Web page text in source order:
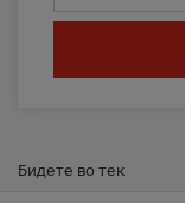
Бидете во тек